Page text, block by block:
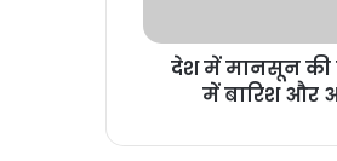
देश में मानसून की
में बारिश और